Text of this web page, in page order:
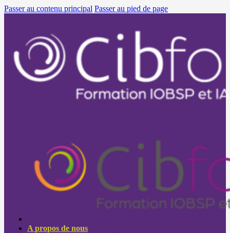
Passer au contenu principal Passer au pied de page
A propos de nous